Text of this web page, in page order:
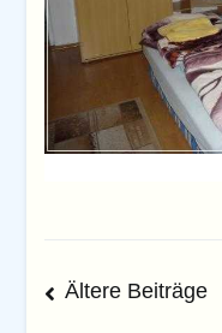
Ältere Beiträge